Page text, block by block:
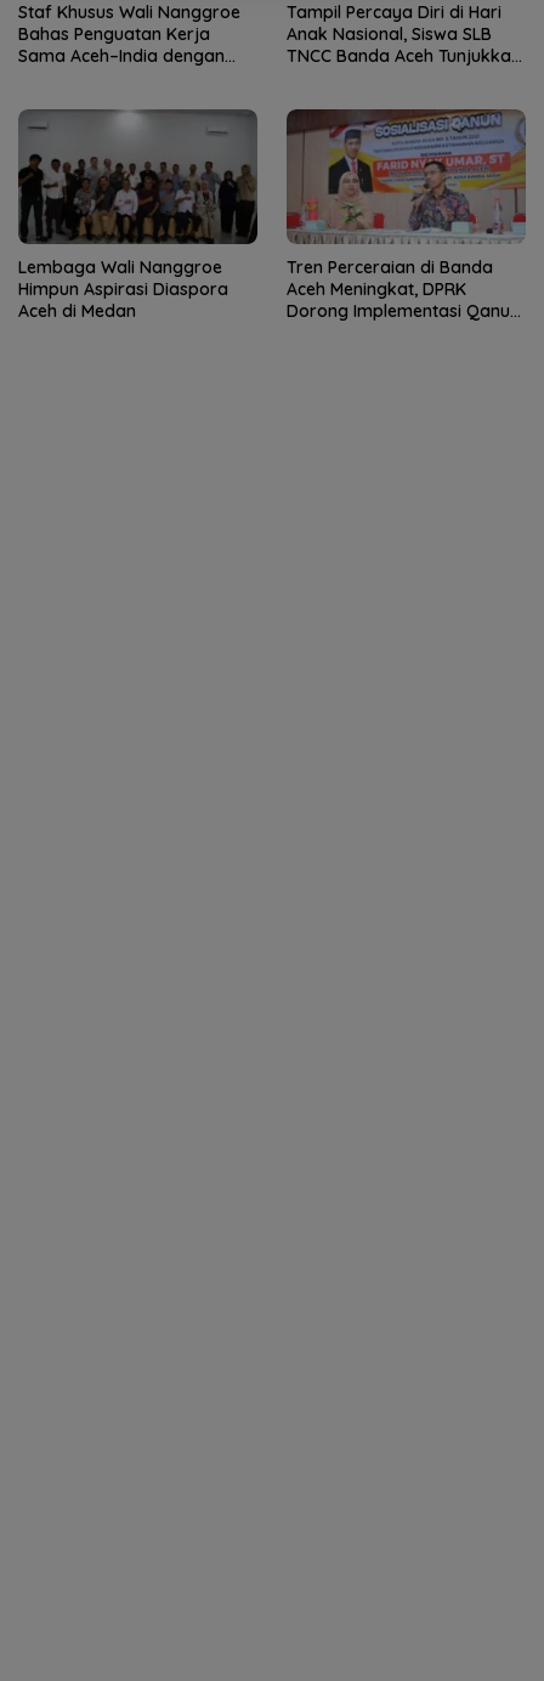
Staf Khusus Wali Nanggroe
Bahas Penguatan Kerja
Sama Aceh–India dengan
Tampil Percaya Diri di Hari
Anak Nasional, Siswa SLB
TNCC Banda Aceh Tunjukkan
Lembaga Wali Nanggroe
Himpun Aspirasi Diaspora
Aceh di Medan
Tren Perceraian di Banda
Aceh Meningkat, DPRK
Dorong Implementasi Qanun